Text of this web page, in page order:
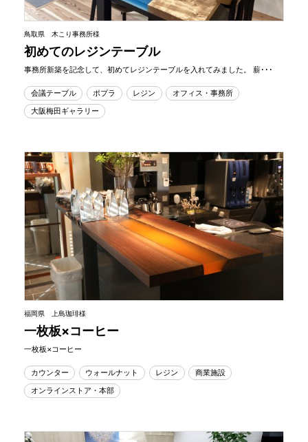
鳥取県 木こり事務所様
初めてのレジンテーブル
事務所新築を記念して、初めてレジンテーブルを入れてみました。 薪･･･
会議テーブル ポプラ レジン
オフィス・事務所
大阪梅田ギャラリー
福岡県 上島珈琲様
一枚板×コーヒー
一枚板×コーヒー
カウンター ウォールナット レジン
商業施設
オンラインストア・本部